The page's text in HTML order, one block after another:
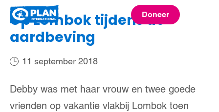
Plan
International
Doneer
Op Lombok tijdens de
aardbeving
11 september 2018
Debby was met haar vrouw en twee goede
vrienden op vakantie vlakbij Lombok toen